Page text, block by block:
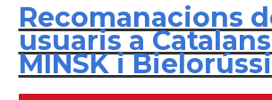
Recomanacions
usuaris a
MINSK i